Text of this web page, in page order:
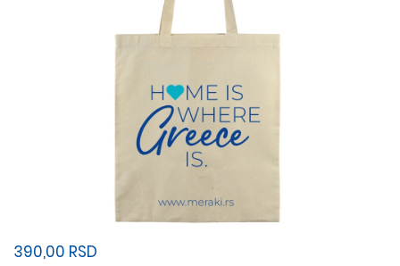
390,00 RSD